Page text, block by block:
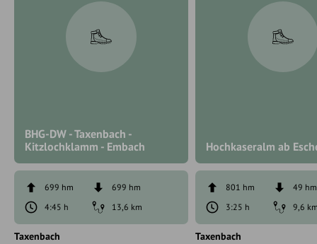
BHG-DW - Taxenbach -
Kitzlochklamm - Embach
699 hm
699 hm
4:45 h
13,6 km
Taxenbach
Hochkaseralm ab
801 hm
49 hm
3:25 h
9,6
Taxenbach